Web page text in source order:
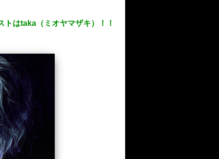
はtaka（ミオヤマザキ）！！